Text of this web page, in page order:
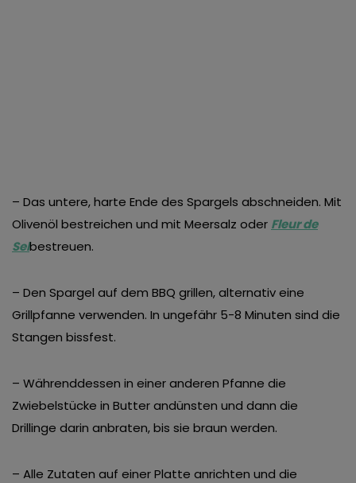
– Das untere, harte Ende des Spargels abschneiden. Mit
Olivenöl bestreichen und mit Meersalz oder Fleur de
Selbestreuen.
– Den Spargel auf dem BBQ grillen, alternativ eine
Grillpfanne verwenden. In ungefähr 5-8 Minuten sind die
Stangen bissfest.
– Währenddessen in einer anderen Pfanne die
Zwiebelstücke in Butter andünsten und dann die
Drillinge darin anbraten, bis sie braun werden.
– Alle Zutaten auf einer Platte anrichten und die